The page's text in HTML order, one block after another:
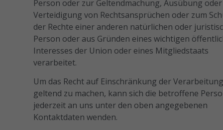
Person oder zur Geltendmachung, Ausübung oder
Verteidigung von Rechtsansprüchen oder zum
der Rechte einer anderen natürlichen oder
Person oder aus Gründen eines wichtigen
Interesses der Union oder eines Mitgliedstaats
verarbeitet.
Um das Recht auf Einschränkung der
geltend zu machen, kann sich die betroffene
jederzeit an uns unter den oben angegebenen
Kontaktdaten wenden.